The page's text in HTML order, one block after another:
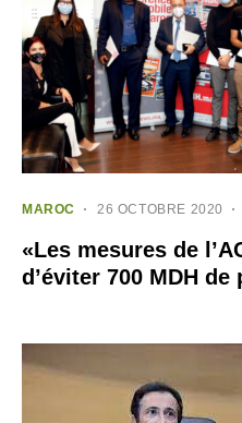
MAROC 26 OCTOBRE 2020
«Les mesures de
d’éviter 700 MDH